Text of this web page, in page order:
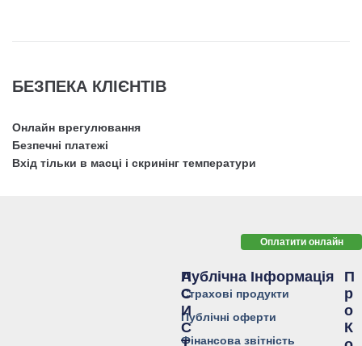
БЕЗПЕКА КЛІЄНТІВ
Онлайн врегулювання
Безпечні платежі
Вхід тільки в масці і скринінг температури
Оплатити онлайн
Публічна Інформація
Страхові продукти
Публічні оферти
Фінансова звітність
А
С
И
С
П
Р
О
К